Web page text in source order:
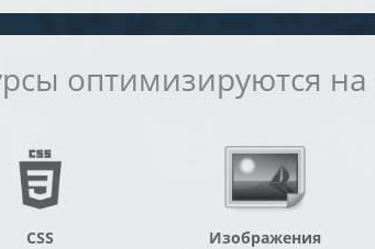
оптимизируются
CSS Изображения